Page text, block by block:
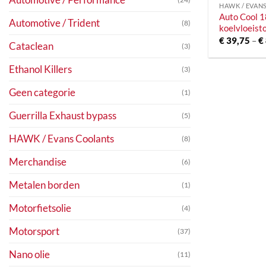
Automotive / Trident (8)
Cataclean (3)
Ethanol Killers (3)
Geen categorie (1)
Guerrilla Exhaust bypass (5)
HAWK / Evans Coolants (8)
Merchandise (6)
Metalen borden (1)
Motorfietsolie (4)
Motorsport (37)
Nano olie (11)
HAWK /
Auto Cool
€39,75 –€